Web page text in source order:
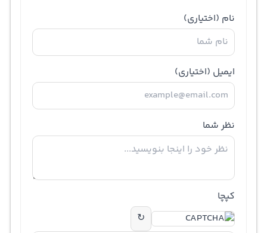
نام (اختیاری)
ایمیل (اختیاری)
نظر شما
کپچا
↻